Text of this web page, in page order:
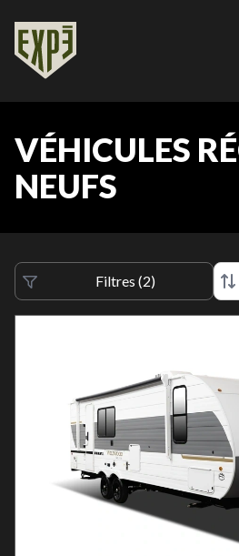
VÉHICULES
NEUFS
Filtres (2)